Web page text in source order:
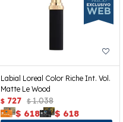
Labial Loreal Color Riche Int. Vol.
Matte Le Wood
$ 727 $ 1.038
$ 618 $ 618